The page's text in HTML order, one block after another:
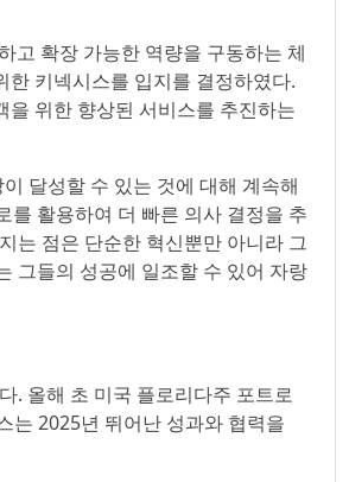
고 확장 가능한 역량을 구동하는 체
한 키넥시스를 입지를 결정하였다.
을 위한 향상된 서비스를 추진하는
달성할 수 있는 것에 대해 계속해
를 활용하여 더 빠른 의사 결정을 추
는 점은 단순한 혁신뿐만 아니라 그
그들의 성공에 일조할 수 있어 자랑
. 올해 초 미국 플로리다주 포트로
는 2025년 뛰어난 성과와 협력을